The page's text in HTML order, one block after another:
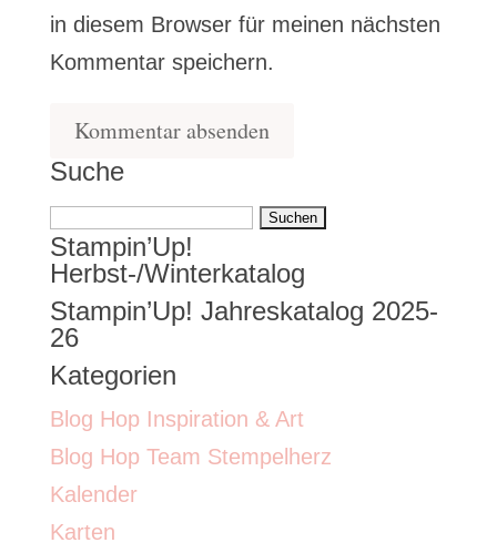
in diesem Browser für meinen nächsten
Kommentar speichern.
Suche
Suchen
nach:
Stampin’Up!
Herbst-/Winterkatalog
Stampin’Up! Jahreskatalog 2025-
26
Kategorien
Blog Hop Inspiration & Art
Blog Hop Team Stempelherz
Kalender
Karten